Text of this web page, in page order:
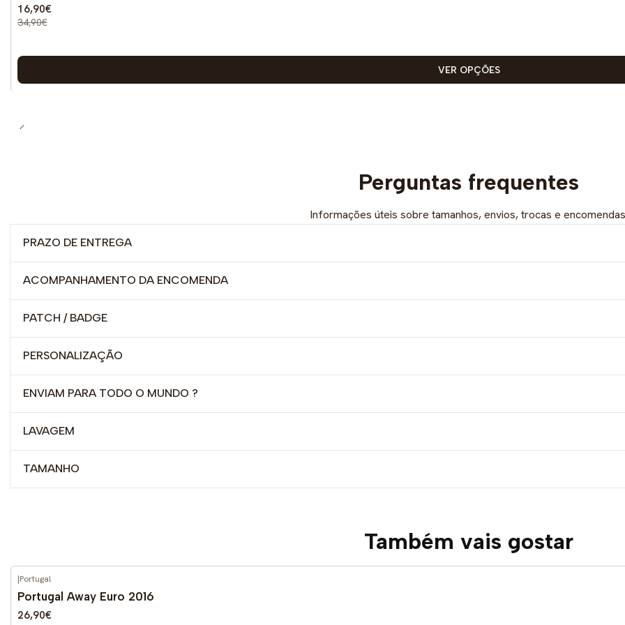
16,90€
34,90€
VER OPÇÕES
Perguntas frequentes
Informações úteis sobre tamanhos, envios, trocas e
PRAZO DE ENTREGA
ACOMPANHAMENTO DA ENCOMENDA
PATCH / BADGE
PERSONALIZAÇÃO
ENVIAM PARA TODO O MUNDO ?
LAVAGEM
TAMANHO
Também vais gostar
-59% DESCONTO
|Portugal
Portugal Away Euro 2016
26,90€